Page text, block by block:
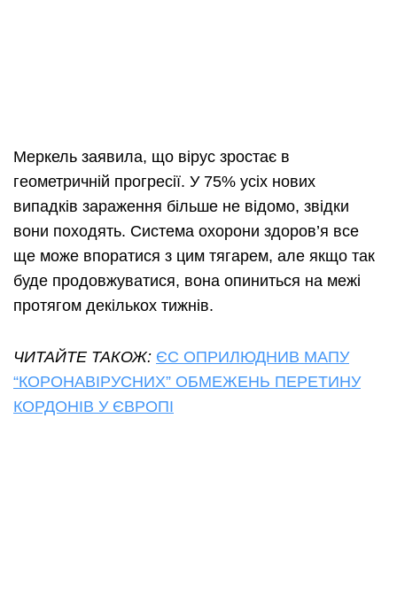
Меркель заявила, що вірус зростає в
геометричній прогресії. У 75% усіх нових
випадків зараження більше не відомо, звідки
вони походять. Система охорони здоров’я все
ще може впоратися з цим тягарем, але якщо так
буде продовжуватися, вона опиниться на межі
протягом декількох тижнів.
ЧИТАЙТЕ ТАКОЖ: ЄС ОПРИЛЮДНИВ МАПУ
“КОРОНАВІРУСНИХ” ОБМЕЖЕНЬ ПЕРЕТИНУ
КОРДОНІВ У ЄВРОПІ